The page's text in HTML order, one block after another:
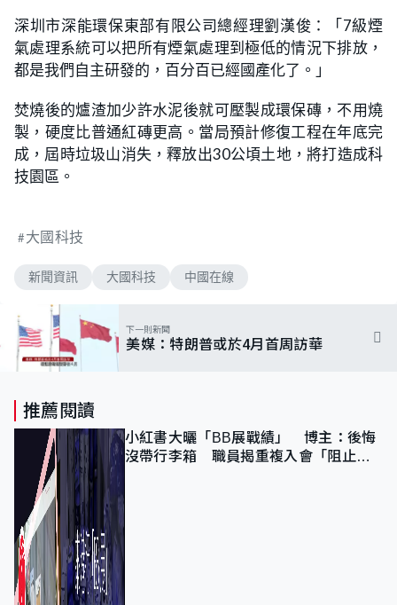
深圳市深能環保東部有限公司總經理劉漢俊：「7級煙
氣處理系統可以把所有煙氣處理到極低的情況下排放，
都是我們自主研發的，百分百已經國產化了。」
焚燒後的爐渣加少許水泥後就可壓製成環保磚，不用燒
製，硬度比普通紅磚更高。當局預計修復工程在年底完
成，屆時垃圾山消失，釋放出30公頃土地，將打造成科
技園區。
大國科技
新聞資訊 大國科技 中國在線
下一則新聞
美媒：特朗普或於4月首周訪華
推薦閱讀
小紅書大曬「BB展戰績」 博主：後悔
沒帶行李箱 職員揭重複入會「阻止唔